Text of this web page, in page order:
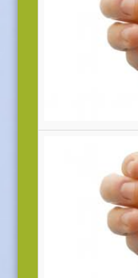
Zielgruppe: ab
Mehr
bundesweit
über Geflüchtete
Bürgerkriegs mit
Mehr